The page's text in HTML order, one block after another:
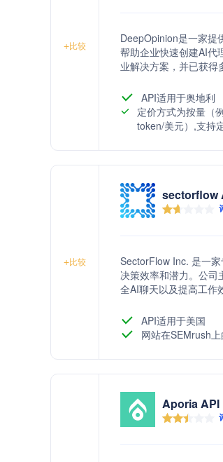
+比较
DeepOpinion是一家提
帮助企业快速创建AI代
业解决方案，并已获得
API适用于奥地利
定价方式为按量（
token/美元）,支持
+比较
sectorflow
SectorFlow Inc. 是一
决策效率和潜力。公司
全AI聊天以及提高工作
API适用于美国
网站在SEMrush
Aporia API